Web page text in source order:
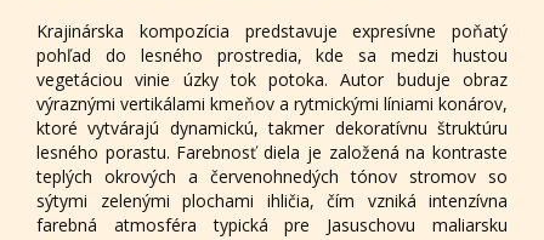
Krajinárska kompozícia predstavuje expresívne poňatý
pohľad do lesného prostredia, kde sa medzi hustou
vegetáciou vinie úzky tok potoka. Autor buduje obraz
výraznými vertikálami kmeňov a rytmickými líniami konárov,
ktoré vytvárajú dynamickú, takmer dekoratívnu štruktúru
lesného porastu. Farebnosť diela je založená na kontraste
teplých okrových a červenohnedých tónov stromov so
sýtymi zelenými plochami ihličia, čím vzniká intenzívna
farebná atmosféra typická pre Jasuschovu maliarsku